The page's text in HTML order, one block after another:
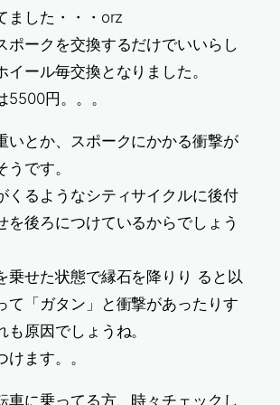
ました・・・orz
ポークを交換するだけでいいらし
イール毎交換となりました。
5500円。。。
いとか、スポークにかかる衝撃が
です。
くるようなシティサイクルに後付
を後ろにつけているからでしょう
乗せた状態で縁石を降りり ると以
て「ガタン」と衝撃があったりす
も原因でしょうね。
ます。。
車に乗ってる方、時々チェックし